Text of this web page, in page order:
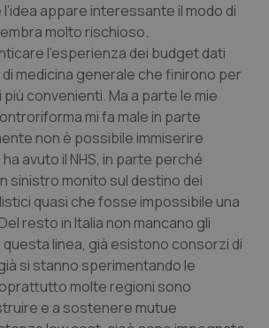
Nutrizione
Cardiologia
l’idea appare interessante il modo di
molto rischioso.
l’esperienza dei budget dati
medicina generale che finirono per
convenienti. Ma a parte le mie
mi fa male in parte
non è possibile immiserire
avuto il NHS, in parte perché
sinistro monito sul destino dei
quasi che fosse impossibile una
resto in Italia non mancano gli
questa linea, già esistono consorzi di
si stanno sperimentando le
molte regioni sono
e a sostenere mutue